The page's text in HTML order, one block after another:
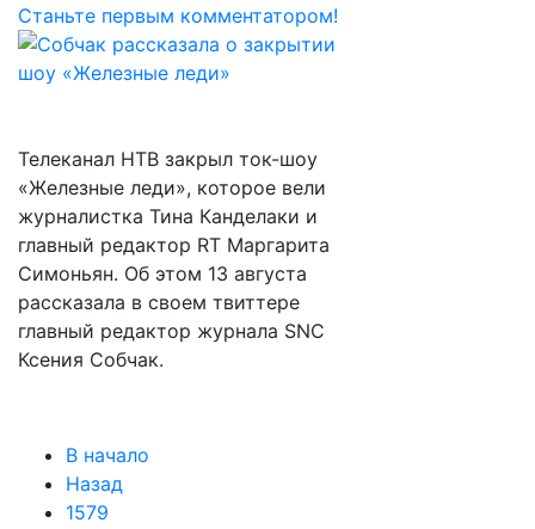
Станьте первым комментатором!
Телеканал НТВ закрыл ток-шоу
«Железные леди», которое вели
журналистка Тина Канделаки и
главный редактор RT Маргарита
Симоньян. Об этом 13 августа
рассказала в своем твиттере
главный редактор журнала SNC
Ксения Собчак.
В начало
Назад
1579